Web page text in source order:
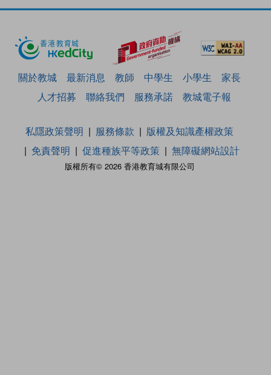
關於教城 最新消息 教師 中學生 小學生
家長
人才招募
聯絡我們 服務承諾 教城電子報
版權所有© 2026 香港教育城有限公司
私隱政策聲明 服務條款
版權及知識產權政策
免責聲明
促進種族平等政策 無障礙網站設計